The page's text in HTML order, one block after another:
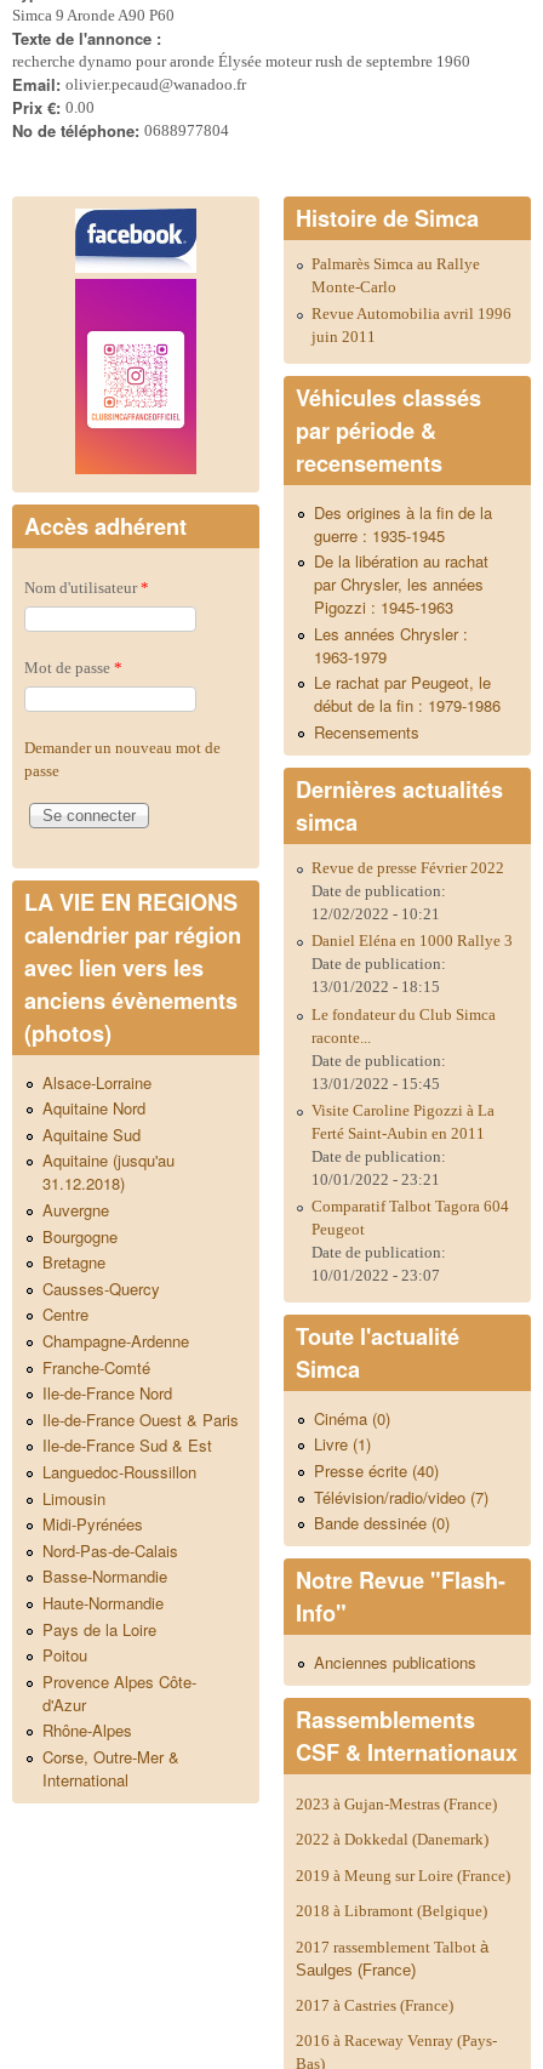
Simca 9 Aronde A90 P60
Texte de l'annonce :
recherche dynamo pour aronde Élysée moteur rush de septembre 1960
Email: olivier.pecaud@wanadoo.fr
Prix €: 0.00
No de téléphone: 0688977804
Accès adhérent
Nom d'utilisateur*
Mot de passe *
Demander un nouveau mot de
passe
LA VIE EN REGIONS
calendrier par région
avec lien vers les
anciens évènements
(photos)
Alsace-Lorraine
Aquitaine Nord
Aquitaine Sud
Aquitaine (jusqu'au
31.12.2018)
Auvergne
Bourgogne
Bretagne
Causses-Quercy
Centre
Champagne-Ardenne
Franche-Comté
Ile-de-France Nord
Ile-de-France Ouest & Paris
Ile-de-France Sud & Est
Languedoc-Roussillon
Limousin
Midi-Pyrénées
Nord-Pas-de-Calais
Basse-Normandie
Haute-Normandie
Pays de la Loire
Poitou
Provence Alpes Côte-
d'Azur
Rhône-Alpes
Corse, Outre-Mer &
International
Histoire de Simca
Palmarès Simca au Rallye
Monte-Carlo
Revue Automobilia avril 1996
juin 2011
Véhicules classés
par période &
recensements
Des origines à la fin de la
guerre : 1935-1945
De la libération au rachat
par Chrysler, les années
Pigozzi : 1945-1963
Les années Chrysler :
1963-1979
Le rachat par Peugeot, le
début de la fin : 1979-1986
Recensements
Dernières actualités
simca
Revue de presse Février 2022
Date de publication:
12/02/2022 - 10:21
Daniel Eléna en 1000 Rallye 3
Date de publication:
13/01/2022 - 18:15
Le fondateur du Club Simca
raconte...
Date de publication:
13/01/2022 - 15:45
Visite Caroline Pigozzi à La
Ferté Saint-Aubin en 2011
Date de publication:
10/01/2022 - 23:21
Comparatif Talbot Tagora 604
Peugeot
Date de publication:
10/01/2022 - 23:07
Toute l'actualité
Simca
Cinéma (0)
Livre (1)
Presse écrite (40)
Télévision/radio/video (7)
Bande dessinée (0)
Notre Revue "Flash-
Info"
Anciennes publications
Rassemblements
CSF & Internationaux
2023 à Gujan-Mestras (France)
2022 à Dokkedal (Danemark)
2019 à Meung sur Loire (France)
2018 à Libramont (Belgique)
2017 rassemblement Talbot à
Saulges (France)
2017 à Castries (France)
2016 à Raceway Venray (Pays-
Bas)